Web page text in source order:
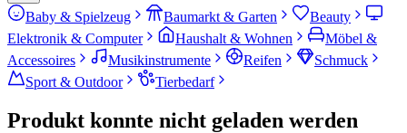
Baby & Spielzeug Baumarkt & Garten
Beauty
Elektronik & Computer
Haushalt & Wohnen
Möbel &
Accessoires
Musikinstrumente Reifen
Schmuck
Sport & Outdoor
Tierbedarf
Produkt konnte nicht geladen werden